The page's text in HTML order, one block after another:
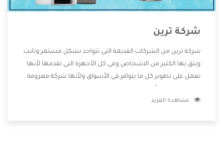
شركة ترين
شركة ترين من الشركات القديمة التى تتواجد بشكل مستمر وثابت
ويثق بها الكثير من الاشخاص وفى كل الأجهزة التى تقدمها لأنها
تعمل على تطوير كل ما يتوافر فى الأسواق ولأنها شركة معروفة
للعملاء أقوى العروض والخصومات التى تسهل على المستهلك
مشاهدة المزيد